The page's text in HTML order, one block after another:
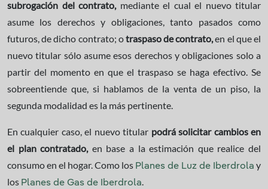
subrogación del contrato, mediante el cual el nuevo titular
asume los derechos y obligaciones, tanto pasados como
futuros, de dicho contrato; otraspaso de contrato,en el que el
nuevo titular sólo asume esos derechos y obligaciones solo a
partir del momento en que el traspaso se haga efectivo. Se
sobreentiende que, si hablamos de la venta de un piso, la
segunda modalidad es la más pertinente.
En cualquier caso, el nuevo titular podrá solicitar cambios en
el plan contratado, en base a la estimación que realice del
consumo en el hogar. Como los Planes de Luz de Iberdrola y
los Planes de Gas de Iberdrola.